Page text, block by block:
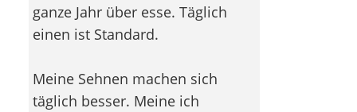
ganze Jahr über esse. Täglich
einen ist Standard.
Meine Sehnen machen sich
täglich besser. Meine ich